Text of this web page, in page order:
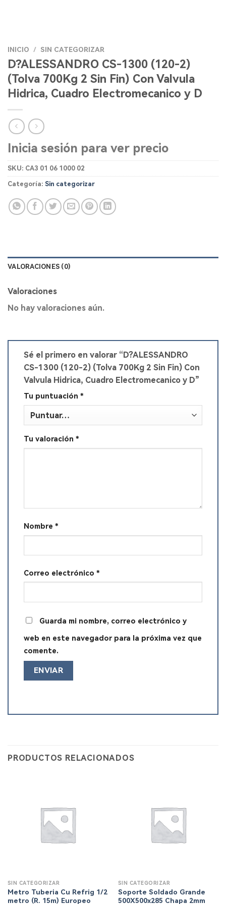
INICIO / SIN CATEGORIZAR
D?ALESSANDRO CS-1300 (120-2)
(Tolva 700Kg 2 Sin Fin) Con Valvula
Hidrica, Cuadro Electromecanico y D
Inicia sesión para ver precio
SKU: CA3 01 06 1000 02
Categoría: Sin categorizar
VALORACIONES (0)
Valoraciones
No hay valoraciones aún.
Sé el primero en valorar “D?ALESSANDRO
CS-1300 (120-2) (Tolva 700Kg 2 Sin Fin) Con
Valvula Hidrica, Cuadro Electromecanico y D”
Tu puntuación *
Tu valoración *
Nombre *
Correo electrónico *
Guarda mi nombre, correo electrónico y
web en este navegador para la próxima vez que
comente.
PRODUCTOS RELACIONADOS
SIN CATEGORIZAR
Metro Tuberia Cu Refrig 1/2
metro (R. 15m) Europeo
SIN CATEGORIZAR
Soporte Soldado Grande
500X500x285 Chapa 2mm